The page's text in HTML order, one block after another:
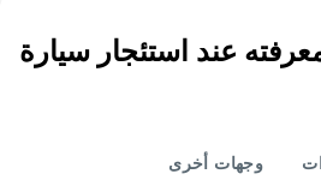
عند استئجار سيارة
وجهات أخرى